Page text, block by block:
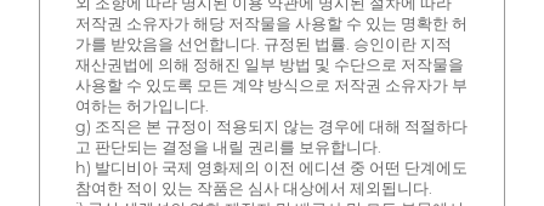
저작권 소유자가 해당 저작물을 사용할 수 있는 명확한 허
가를 받았음을 선언합니다. 규정된 법률. 승인이란 지적
재산권법에 의해 정해진 일부 방법 및 수단으로 저작물을
사용할 수 있도록 모든 계약 방식으로 저작권 소유자가 부
여하는 허가입니다.
g) 조직은 본 규정이 적용되지 않는 경우에 대해 적절하다
고 판단되는 결정을 내릴 권리를 보유합니다.
h) 발디비아 국제 영화제의 이전 에디션 중 어떤 단계에도
참여한 적이 있는 작품은 심사 대상에서 제외됩니다.